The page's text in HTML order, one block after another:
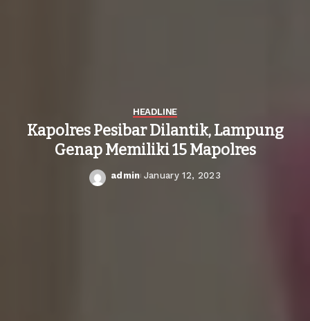
HEADLINE
Kapolres Pesibar Dilantik, Lampung
Genap Memiliki 15 Mapolres
Posted
admin January 12, 2023